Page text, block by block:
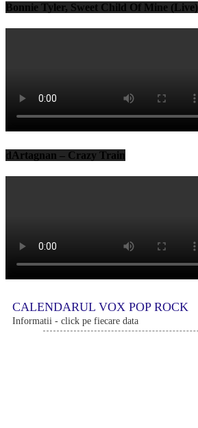
Bonnie Tyler, Sweet Child Of Mine (Live)
dArtagnan – Crazy Train
CALENDARUL VOX POP ROCK
Informatii - click pe fiecare data